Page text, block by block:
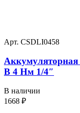
Арт. CSDLI0458
Аккумуляторная
В 4 Нм 1/4″
В наличии
1668 ₽